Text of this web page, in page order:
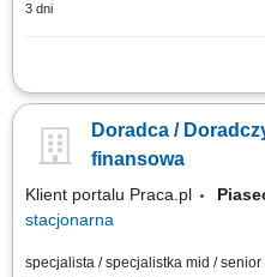
3 dni
obsługa klientów; utrzymywanie
firm;
Doradca /
finansowa
Klient portalu Praca.pl
stacjonarna
specjalista / specjalistka mid /